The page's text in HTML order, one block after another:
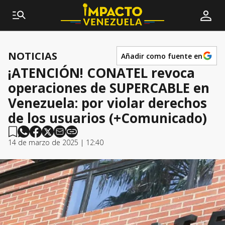
NOTICIAS Añadir como fuente en
¡ATENCIÓN! CONATEL revoca
operaciones de SUPERCABLE en
Venezuela: por violar derechos
de los usuarios (+Comunicado)
14 de marzo de 2025 | 12:40